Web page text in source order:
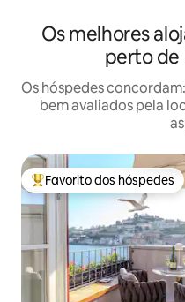
Os melhores
perto de
Os hóspedes
bem avaliados pela
Favoritos dos hóspedes
Favorito dos hóspedes